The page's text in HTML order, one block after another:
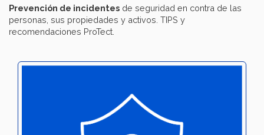
Prevención de incidentes de seguridad en contra de las
personas, sus propiedades y activos. TIPS y
recomendaciones ProTect.